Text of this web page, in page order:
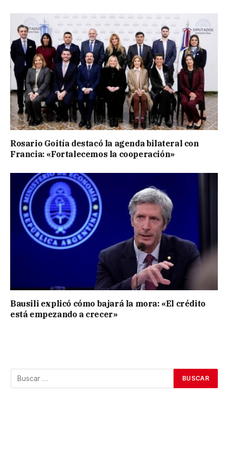
Rosario Goitía destacó la agenda bilateral con
Francia: «Fortalecemos la cooperación»
Bausili explicó cómo bajará la mora: «El crédito
está empezando a crecer»